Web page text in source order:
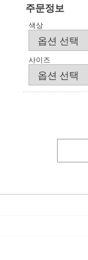
주문정보
색상
사이즈